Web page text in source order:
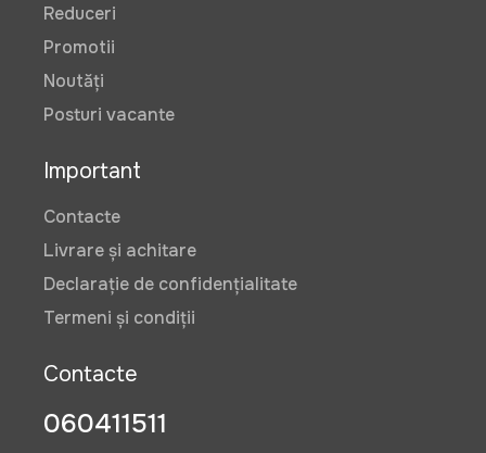
Reduceri
Promotii
Noutăți
Posturi vacante
Important
Contacte
Livrare și achitare
Declarație de confidențialitate
Termeni și condiții
Contacte
060411511